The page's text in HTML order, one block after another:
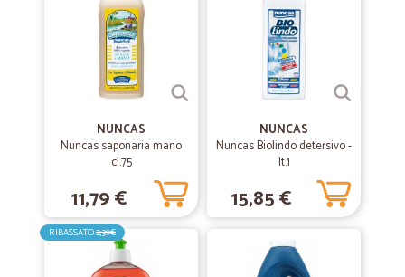
Serietà puntualità precisione
Serietà puntualità precisione
NUNCAS
Nuncas saponaria mano
cl.75
11,79 €
NUNCAS
Nuncas Biolindo detersivo -
lt.1
15,85 €
RIBASSATO2,39€